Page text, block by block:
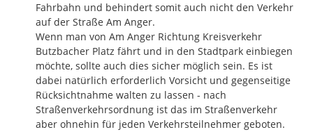
Fahrbahn und behindert somit auch nicht den Verkehr
auf der Straße Am Anger.
Wenn man von Am Anger Richtung Kreisverkehr
Butzbacher Platz fährt und in den Stadtpark einbiegen
möchte, sollte auch dies sicher möglich sein. Es ist
dabei natürlich erforderlich Vorsicht und gegenseitige
Rücksichtnahme walten zu lassen - nach
Straßenverkehrsordnung ist das im Straßenverkehr
aber ohnehin für jeden Verkehrsteilnehmer geboten.